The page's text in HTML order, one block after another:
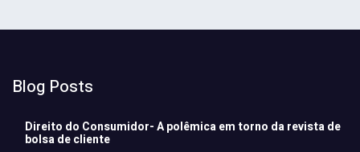
Blog Posts
Direito do Consumidor- A polêmica em torno da revista de
bolsa de cliente